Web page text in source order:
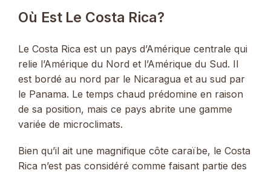
Où Est Le Costa Rica?
Le Costa Rica est un pays d’Amérique centrale qui
relie l’Amérique du Nord et l’Amérique du Sud. Il
est bordé au nord par le Nicaragua et au sud par
le Panama. Le temps chaud prédomine en raison
de sa position, mais ce pays abrite une gamme
variée de microclimats.
Bien qu’il ait une magnifique côte caraïbe, le Costa
Rica n’est pas considéré comme faisant partie des